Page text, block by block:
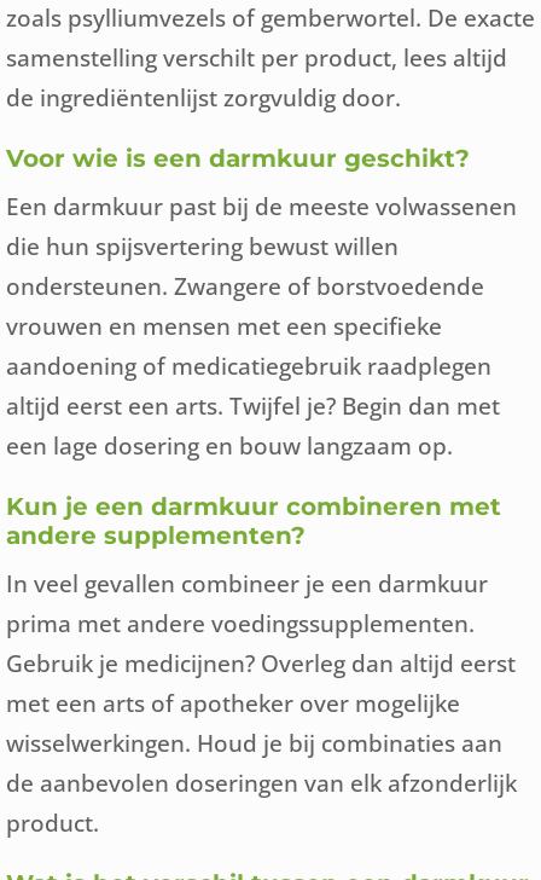
zoals psylliumvezels of gemberwortel. De exacte
samenstelling verschilt per product, lees altijd
de ingrediëntenlijst zorgvuldig door.
Voor wie is een darmkuur geschikt?
Een darmkuur past bij de meeste volwassenen
die hun spijsvertering bewust willen
ondersteunen. Zwangere of borstvoedende
vrouwen en mensen met een specifieke
aandoening of medicatiegebruik raadplegen
altijd eerst een arts. Twijfel je? Begin dan met
een lage dosering en bouw langzaam op.
Kun je een darmkuur combineren met
andere supplementen?
In veel gevallen combineer je een darmkuur
prima met andere voedingssupplementen.
Gebruik je medicijnen? Overleg dan altijd eerst
met een arts of apotheker over mogelijke
wisselwerkingen. Houd je bij combinaties aan
de aanbevolen doseringen van elk afzonderlijk
product.